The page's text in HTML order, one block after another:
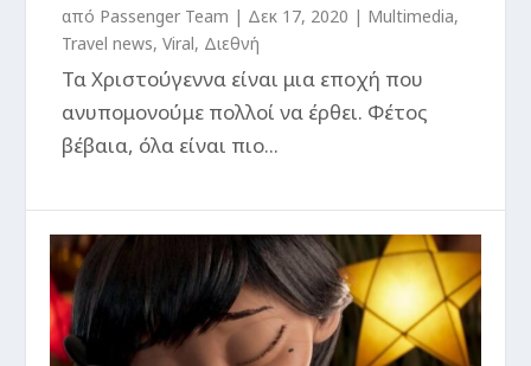
από Passenger Team | Δεκ 17, 2020 | Multimedia,
Travel news,Viral, Διεθνή
Τα Χριστούγεννα είναι μια εποχή που
ανυπομονούμε πολλοί να έρθει. Φέτος
βέβαια, όλα είναι πιο...